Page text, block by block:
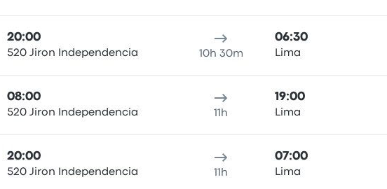
20:00
520 Jiron Independencia 10h 30m
06:30
Lima
08:00
520 Jiron Independencia 11h
19:00
Lima
20:00
520 Jiron Independencia 11h
07:00
Lima